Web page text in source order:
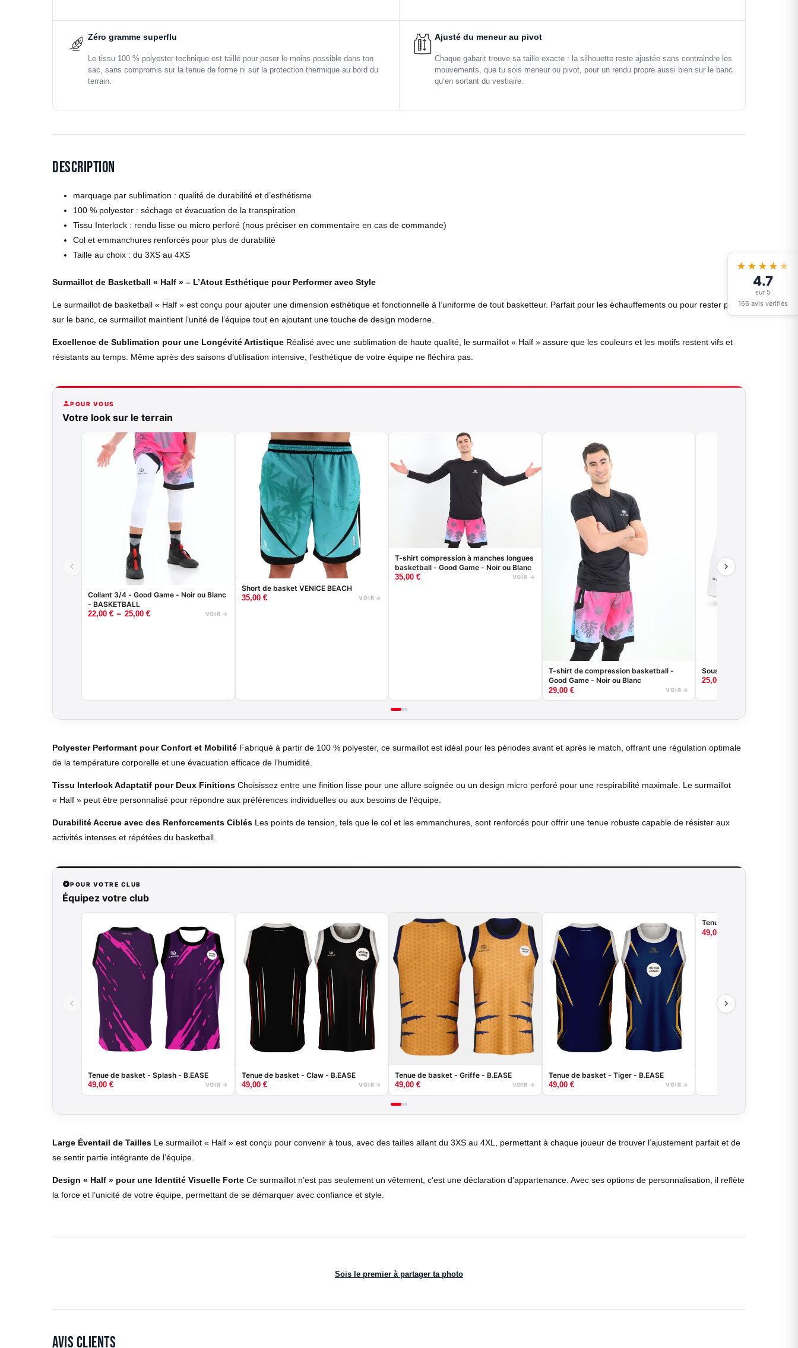
Zéro gramme superflu
Le tissu 100 % polyester technique est taillé pour peser le moins possible dans ton
sac, sans compromis sur la tenue de forme ni sur la protection thermique au bord du
terrain.
Ajusté du meneur au pivot
Chaque gabarit trouve sa taille exacte : la silhouette reste ajustée sans contraindre les
mouvements, que tu sois meneur ou pivot, pour un rendu propre aussi bien sur le banc
qu’en sortant du vestiaire.
Description
marquage par sublimation : qualité de durabilité et d’esthétisme
100 % polyester : séchage et évacuation de la transpiration
Tissu Interlock : rendu lisse ou micro perforé (nous préciser en commentaire en cas de commande)
Col et emmanchures renforcés pour plus de durabilité
Taille au choix : du 3XS au 4XS
Surmaillot de Basketball « Half » – L’Atout Esthétique pour Performer avec Style
Le surmaillot de basketball « Half » est conçu pour ajouter une dimension esthétique et fonctionnelle à l’uniforme de tout basketteur. Parfait pour les échauffements ou pour rester prêt
sur le banc, ce surmaillot maintient l’unité de l’équipe tout en ajoutant une touche de design moderne.
Excellence de Sublimation pour une Longévité Artistique Réalisé avec une sublimation de haute qualité, le surmaillot « Half » assure que les couleurs et les motifs restent vifs et
résistants au temps. Même après des saisons d’utilisation intensive, l’esthétique de votre équipe ne fléchira pas.
POUR VOUS
Votre look sur le terrain
Collant 3/4 - Good Game - Noir ou Blanc
- BASKETBALL
22,00 € – 25,00 € VOIR →
Short de basket VENICE BEACH
35,00 € VOIR →
T-shirt compression à manches longues
basketball - Good Game - Noir ou Blanc
35,00 € VOIR →
T-shirt de compression basketball -
Good Game - Noir ou Blanc
29,00 € VOIR →
Sous-short de compression
25,00
Polyester Performant pour Confort et Mobilité Fabriqué à partir de 100 % polyester, ce surmaillot est idéal pour les périodes avant et après le match, offrant une régulation optimale
de la température corporelle et une évacuation efficace de l’humidité.
Tissu Interlock Adaptatif pour Deux Finitions Choisissez entre une finition lisse pour une allure soignée ou un design micro perforé pour une respirabilité maximale. Le surmaillot
« Half » peut être personnalisé pour répondre aux préférences individuelles ou aux besoins de l’équipe.
Durabilité Accrue avec des Renforcements Ciblés Les points de tension, tels que le col et les emmanchures, sont renforcés pour offrir une tenue robuste capable de résister aux
activités intenses et répétées du basketball.
POUR VOTRE CLUB
Équipez votre club
Tenue de basket - Splash - B.EASE
49,00 € VOIR →
Tenue de basket - Claw - B.EASE
49,00 € VOIR →
Tenue de basket - Griffe - B.EASE
49,00 € VOIR →
Tenue de basket - Tiger - B.EASE
49,00 € VOIR →
Tenue de basket - Half -
49,00
Large Éventail de Tailles Le surmaillot « Half » est conçu pour convenir à tous, avec des tailles allant du 3XS au 4XL, permettant à chaque joueur de trouver l’ajustement parfait et de
se sentir partie intégrante de l’équipe.
Design « Half » pour une Identité Visuelle Forte Ce surmaillot n’est pas seulement un vêtement, c’est une déclaration d’appartenance. Avec ses options de personnalisation, il reflète
la force et l’unicité de votre équipe, permettant de se démarquer avec confiance et style.
Sois le premier à partager ta photo
Avis clients
★★★★ ★
4.7
sur 5
166 avis vérifiés